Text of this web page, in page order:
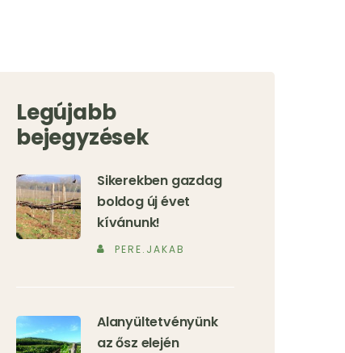
Legújabb
bejegyzések
Sikerekben gazdag
boldog új évet
kívánunk!
PERE.JAKAB
Alanyültetvényünk
az ősz elején